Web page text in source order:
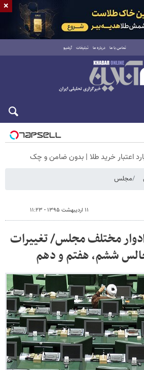
تماس با ما درباره ما تبلیغات آرشیو
۱۴۰۵
مجلس
۱۱ اردیبهشت ۱۳۹۵ - ۱۱:۲۳
مختلف مجلس/ تغییرات
×